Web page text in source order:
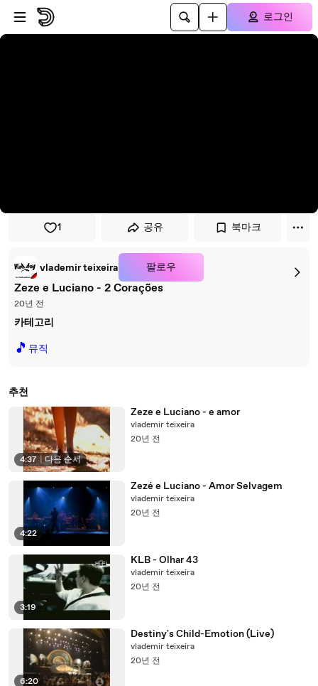
플레이어로 건너뛰기
본문으로 건너뛰기
로그인
1 공유 북마크
vlademir teixeira 팔로우
Zeze e Luciano - 2 Corações
20년 전
카테고리
🎵 뮤직
추천
4:37 | 다음 순서
Zeze e Luciano - e amor
vlademir teixeira
20년 전
4:22
Zezé e Luciano - Amor Selvagem
vlademir teixeira
20년 전
3:19
KLB - Olhar 43
vlademir teixeira
20년 전
6:20
Destiny's Child-Emotion (Live)
vlademir teixeira
20년 전